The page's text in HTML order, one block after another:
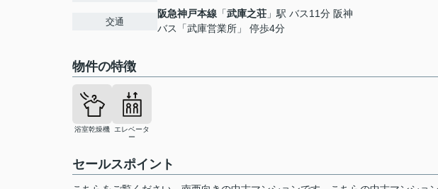
交通
阪急神戸本線 「武庫之荘 」駅 バス11分 阪神
バス「武庫営業所」 停歩4分
物件の特徴
浴室乾燥機
エレベータ
ー
セールスポイント